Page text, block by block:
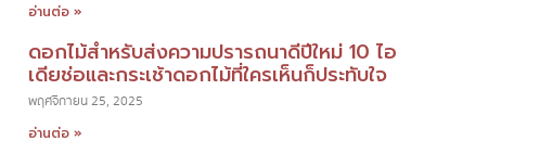
อ่านต่อ »
ดอกไม้สำหรับส่งความปรารถนาดีปีใหม่ 10 ไอ
เดียช่อและกระเช้าดอกไม้ที่ใครเห็นก็ประทับใจ
พฤศจิกายน 25, 2025
อ่านต่อ »